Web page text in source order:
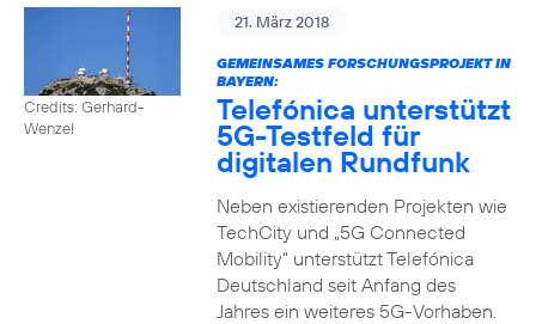
Credits: Gerhard-
Wenzel
21. März 2018
GEMEINSAMES FORSCHUNGSPROJEKT IN
BAYERN:
Telefónica unterstützt
5G-Testfeld für
digitalen Rundfunk
Neben existierenden Projekten wie
TechCity und „5G Connected
Mobility“ unterstützt Telefónica
Deutschland seit Anfang des
Jahres ein weiteres 5G-Vorhaben.